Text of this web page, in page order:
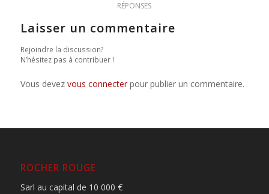
RÉPONSES
Laisser un commentaire
Rejoindre la discussion?
N’hésitez pas à contribuer !
Vous devez vous connecterpour publier un commentaire.
ROCHER ROUGE
Sarl au capital de 10 000 €